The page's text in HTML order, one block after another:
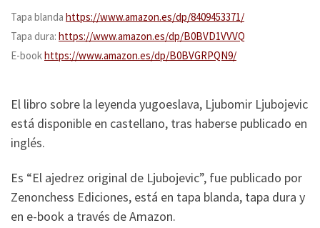
Tapa blanda https://www.amazon.es/dp/8409453371/
Tapa dura: https://www.amazon.es/dp/B0BVD1VVVQ
E-bookhttps://www.amazon.es/dp/B0BVGRPQN9/
El libro sobre la leyenda yugoeslava, Ljubomir Ljubojevic
está disponible en castellano, tras haberse publicado en
inglés.
Es “El ajedrez original de Ljubojevic”, fue publicado por
Zenonchess Ediciones, está en tapa blanda, tapa dura y
en e-book a través de Amazon.